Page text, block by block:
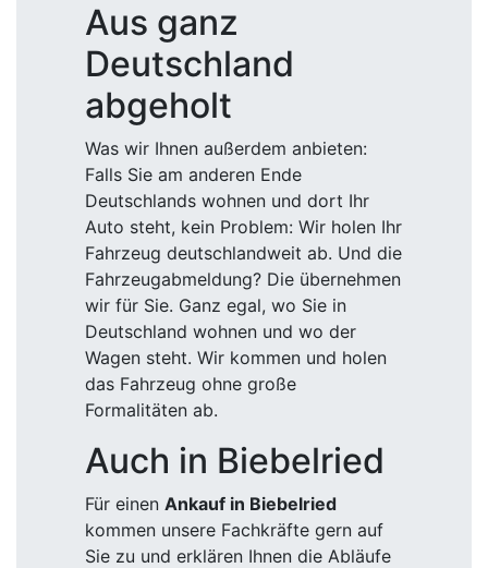
Aus ganz
Deutschland
abgeholt
Was wir Ihnen außerdem anbieten:
Falls Sie am anderen Ende
Deutschlands wohnen und dort Ihr
Auto steht, kein Problem: Wir holen Ihr
Fahrzeug deutschlandweit ab. Und die
Fahrzeugabmeldung? Die übernehmen
wir für Sie. Ganz egal, wo Sie in
Deutschland wohnen und wo der
Wagen steht. Wir kommen und holen
das Fahrzeug ohne große
Formalitäten ab.
Auch in Biebelried
Für einen Ankauf in Biebelried
kommen unsere Fachkräfte gern auf
Sie zu und erklären Ihnen die Abläufe